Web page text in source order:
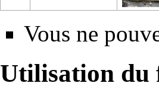
Vous ne
Utilisation du